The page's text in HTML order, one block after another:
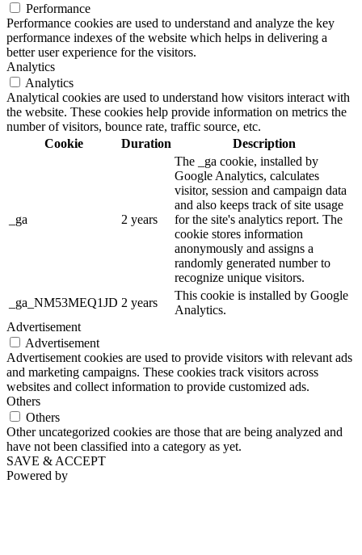
Performance
Performance cookies are used to understand and analyze the key
performance indexes of the website which helps in delivering a
better user experience for the visitors.
Analytics
Analytics
Analytical cookies are used to understand how visitors interact with
the website. These cookies help provide information on metrics the
number of visitors, bounce rate, traffic source, etc.
Cookie
Duration Description
_ga 2 years
The _ga cookie, installed by
Google Analytics, calculates
visitor, session and campaign data
and also keeps track of site usage
for the site's analytics report. The
cookie stores information
anonymously and assigns a
randomly generated number to
recognize unique visitors.
_ga_NM53MEQ1JD 2 years
This cookie is installed by Google
Analytics.
Advertisement
Advertisement
Advertisement cookies are used to provide visitors with relevant ads
and marketing campaigns. These cookies track visitors across
websites and collect information to provide customized ads.
Others
Others
Other uncategorized cookies are those that are being analyzed and
have not been classified into a category as yet.
SAVE & ACCEPT
Powered by